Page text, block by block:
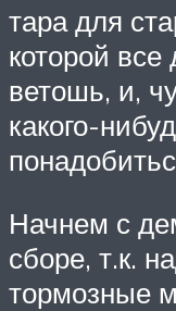
тара для
которой
ветошь, и,
какого-
Начнем с
сборе, т.к.
тормозные